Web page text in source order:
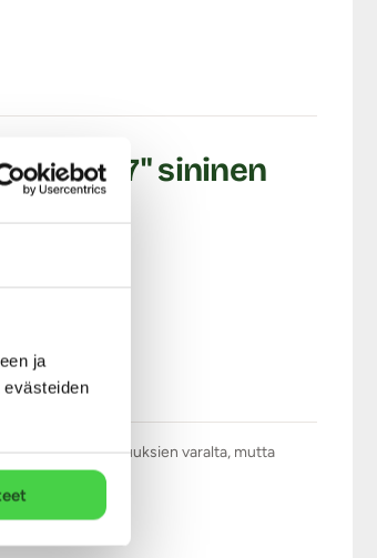
ja
7" sininen
arviot asiattomuuksien varalta, mutta